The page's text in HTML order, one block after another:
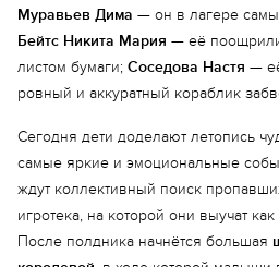
Муравьев Дима — он в лагере
Бейтс Никита Мария — её
листом бумаги; Соседова Настя —
ровный и аккуратный кораблик
Сегодня дети доделают летопись
самые яркие и эмоциональные
ждут коллективный поиск
игротека, на которой они выучат
После полдника начнётся большая